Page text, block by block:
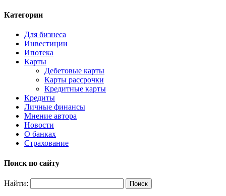
Категории
Для бизнеса
Инвестиции
Ипотека
Карты
Дебетовые карты
Карты рассрочки
Кредитные карты
Кредиты
Личные финансы
Мнение автора
Новости
О банках
Страхование
Поиск по сайту
Найти: